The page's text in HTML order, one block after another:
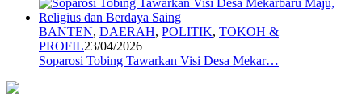
BANTEN, DAERAH, POLITIK, TOKOH &
PROFIL23/04/2026
Soparosi Tobing Tawarkan Visi Desa Mekar…